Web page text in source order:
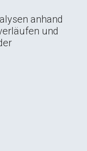
anhand
und